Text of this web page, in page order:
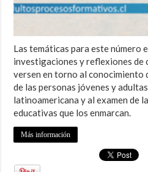
Las temáticas para este número
investigaciones y reflexiones de
versen en torno al conocimiento
de las personas jóvenes y
latinoamericana y al examen de
educativas que los enmarcan.
Más información